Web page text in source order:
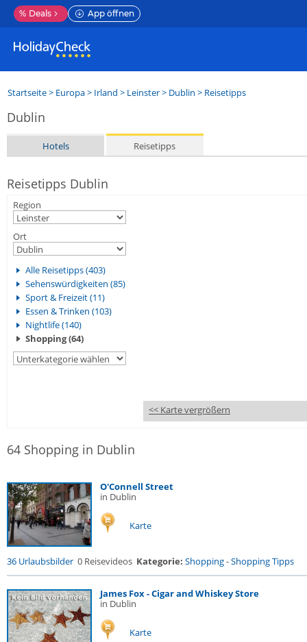
% Deals App öffnen
Startseite> Europa> Irland > Leinster> Dublin > Reisetipps
Dublin
Hotels Reisetipps
Reisetipps Dublin
Region
Ort
Alle Reisetipps (403)
Sehenswürdigkeiten (85)
Sport & Freizeit (11)
Essen & Trinken (103)
Nightlife (140)
Shopping (64)
<< Karte vergrößern
64 Shopping in Dublin
O'Connell Street
in Dublin
Karte
36 Urlaubsbilder 0 Reisevideos Kategorie: Shopping-Shopping Tipps
James Fox - Cigar and Whiskey Store
in Dublin
Karte